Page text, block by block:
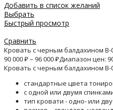
Добавить в список желаний
Выбрать
Быстрый просмотр
Сравнить
Кровать с черным балдахином B-
90 000₽ – 96 000₽Диапазон цен:
Кровать с черным балдахином B-
стандартные цвета
с одной или двумя
тип кровати - одно- или